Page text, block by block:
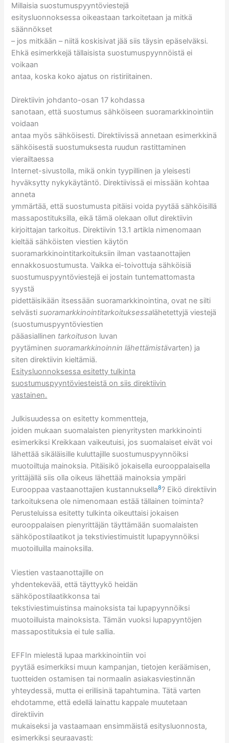
Millaisia suostumuspyyntöviestejä
esitysluonnoksessa oikeastaan tarkoitetaan ja mitkä
säännökset
– jos mitkään – niitä koskisivat jää siis täysin epäselväksi.
Ehkä esimerkkejä tällaisista suostumuspyynnöistä ei
voikaan
antaa, koska koko ajatus on ristiriitainen.
Direktiivin johdanto-osan 17 kohdassa
sanotaan, että suostumus sähköiseen suoramarkkinointiin
voidaan
antaa myös sähköisesti. Direktiivissä annetaan esimerkkinä
sähköisestä suostumuksesta ruudun rastittaminen
vierailtaessa
Internet-sivustolla, mikä onkin tyypillinen ja yleisesti
hyväksytty nykykäytäntö. Direktiivissä ei missään kohtaa
anneta
ymmärtää, että suostumusta pitäisi voida pyytää sähköisillä
massapostituksilla, eikä tämä olekaan ollut direktiivin
kirjoittajan tarkoitus. Direktiivin 13.1 artikla nimenomaan
kieltää sähköisten viestien käytön
suoramarkkinointitarkoituksiin ilman vastaanottajien
ennakkosuostumusta. Vaikka ei-toivottuja sähköisiä
suostumuspyyntöviestejä ei jostain tuntemattomasta
syystä
pidettäisikään itsessään suoramarkkinointina, ovat ne silti
selvästi suoramarkkinointitarkoituksessalähetettyjä viestejä
(suostumuspyyntöviestien
pääasiallinen tarkoituson luvan
pyytäminen suoramarkkinoinnin lähettämistävarten) ja
siten direktiivin kieltämiä.
Esitysluonnoksessa esitetty tulkinta
suostumuspyyntöviesteistä on siis direktiivin
vastainen.
Julkisuudessa on esitetty kommentteja,
joiden mukaan suomalaisten pienyritysten markkinointi
esimerkiksi Kreikkaan vaikeutuisi, jos suomalaiset eivät voi
lähettää sikäläisille kuluttajille suostumuspyynnöiksi
muotoiltuja mainoksia. Pitäisikö jokaisella eurooppalaisella
yrittäjällä siis olla oikeus lähettää mainoksia ympäri
Eurooppaa vastaanottajien kustannuksella8? Eikö direktiivin
tarkoituksena ole nimenomaan estää tällainen toiminta?
Perusteluissa esitetty tulkinta oikeuttaisi jokaisen
eurooppalaisen pienyrittäjän täyttämään suomalaisten
sähköpostilaatikot ja tekstiviestimuistit lupapyynnöiksi
muotoilluilla mainoksilla.
Viestien vastaanottajille on
yhdentekevää, että täyttyykö heidän
sähköpostilaatikkonsa tai
tekstiviestimuistinsa mainoksista tai lupapyynnöiksi
muotoilluista mainoksista. Tämän vuoksi lupapyyntöjen
massapostituksia ei tule sallia.
EFFIn mielestä lupaa markkinointiin voi
pyytää esimerkiksi muun kampanjan, tietojen keräämisen,
tuotteiden ostamisen tai normaalin asiakasviestinnän
yhteydessä, mutta ei erillisinä tapahtumina. Tätä varten
ehdotamme, että edellä lainattu kappale muutetaan
direktiivin
mukaiseksi ja vastaamaan ensimmäistä esitysluonnosta,
esimerkiksi seuraavasti: